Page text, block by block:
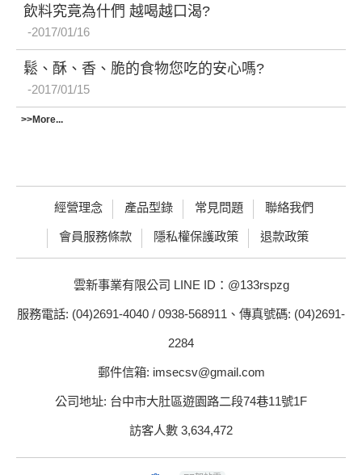
飲料究竟為什們 越喝越口渴?
2017/01/16
鬆、酥、香、脆的食物您吃的安心嗎?
2017/01/15
>>More...
經營理念 產品型錄 常見問題 聯絡我們
會員服務條款 隱私權保護政策 退款政策
雲新事業有限公司 LINE ID：@133rspzg
服務電話: (04)2691-4040 / 0938-568911、傳真號碼: (04)2691-
2284
郵件信箱: imsecsv@gmail.com
公司地址: 台中市大肚區遊園路二段74巷11號1F
訪客人數 3,634,472